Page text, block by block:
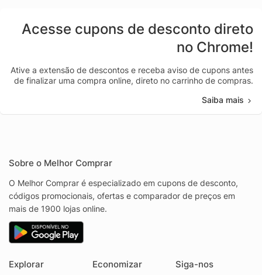
Acesse cupons de desconto direto
no Chrome!
Ative a extensão de descontos e receba aviso de cupons antes
de finalizar uma compra online, direto no carrinho de compras.
Saiba mais
Sobre o Melhor Comprar
O Melhor Comprar é especializado em cupons de desconto,
códigos promocionais, ofertas e comparador de preços em
mais de 1900 lojas online.
Explorar Economizar Siga-nos